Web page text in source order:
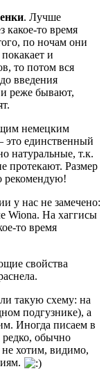
. Лучше
какое-то время
по ночам они
и
то потом вся
введения
реже бывают,
немецким
это единственный
натуральные, т.к.
протекают. Размер
рекомендую!
у нас не замечено:
Wiona. На хаггисы
то время
свойства
такую схему: на
подгузнике), а
Иногда писаем в
обычно
не хотим, видимо,